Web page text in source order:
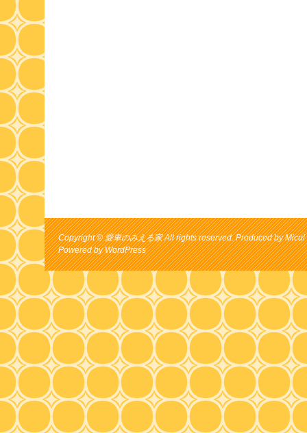
Copyright © 愛車のみえる家 All rights reserved. Produced by Micul
Powered byWordPress